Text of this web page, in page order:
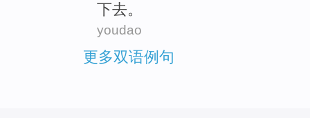
下去。
youdao
更多双语例句